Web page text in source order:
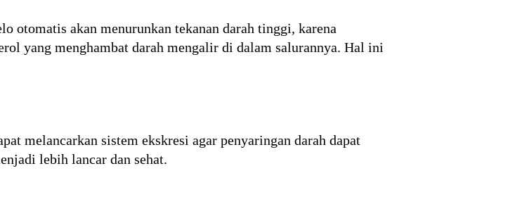
otomatis akan menurunkan tekanan darah tinggi, karena
yang menghambat darah mengalir di dalam salurannya. Hal ini
melancarkan sistem ekskresi agar penyaringan darah dapat
lebih lancar dan sehat.